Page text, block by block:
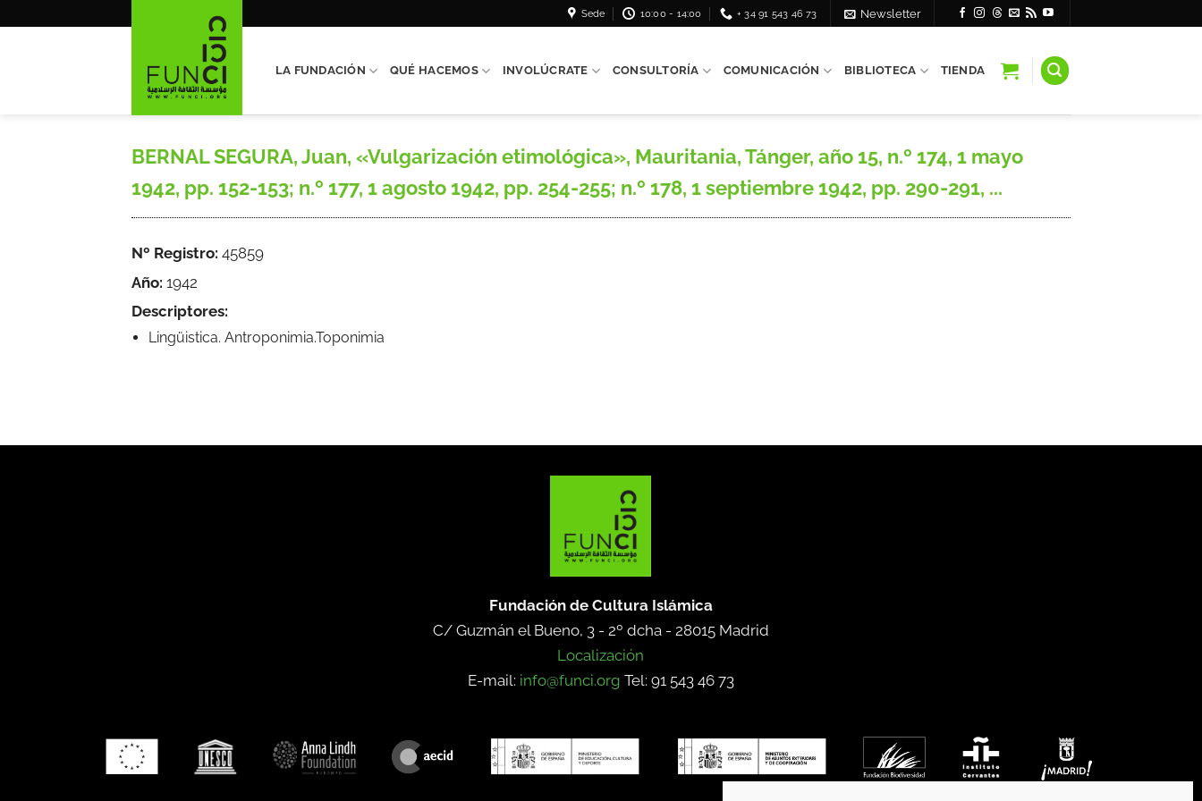
Sede 10:00 - 14:00 + 34 91 543 46 73 Newsletter
LA FUNDACIÓN QUÉ HACEMOS INVOLÚCRATE CONSULTORÍA COMUNICACIÓN BIBLIOTECA TIENDA
BERNAL SEGURA, Juan, «Vulgarización etimológica», Mauritania, Tánger, año 15, n.º 174, 1 mayo
1942, pp. 152-153; n.º 177, 1 agosto 1942, pp. 254-255; n.º 178, 1 septiembre 1942, pp. 290-291, ...
Nº Registro: 45859
Año: 1942
Descriptores:
Lingüistica. Antroponimia.Toponimia
Fundación de Cultura Islámica
C/ Guzmán el Bueno, 3 - 2º dcha - 28015 Madrid
Localización
E-mail: info@funci.org Tel: 91 543 46 73